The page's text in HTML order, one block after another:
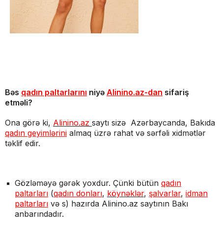
Bəs qadın paltarlarını niyə Alinino.az-dan sifariş
etməli?
Ona görə ki, Alinino.az saytı sizə Azərbaycanda, Bakıda
qadın geyimlərini almaq üzrə rahat və sərfəli xidmətlər
təklif edir.
Gözləməyə gərək yoxdur. Çünki bütün qadın
paltarları (qadın donları, köynəklər, şalvarlar, idman
paltarları və s) hazırda Alinino.az saytının Bakı
anbarındadır.